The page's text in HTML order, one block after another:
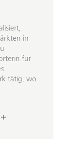
in
für
tätig, wo